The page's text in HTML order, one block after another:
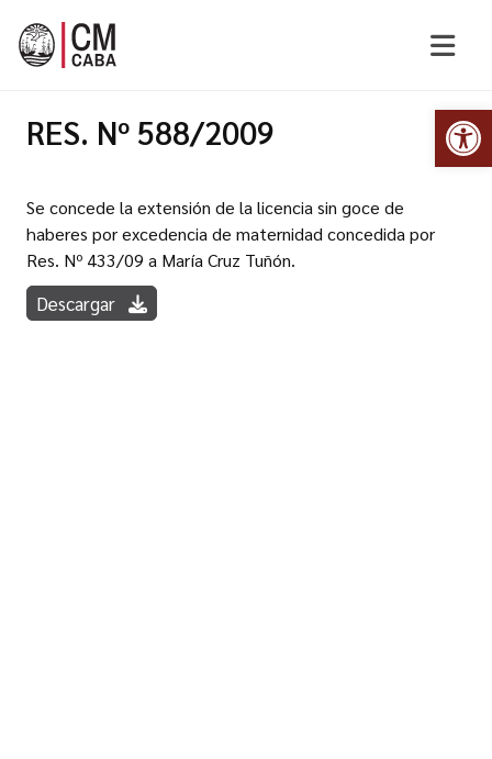
RES. Nº 588/2009
Se concede la extensión de la licencia sin goce de
haberes por excedencia de maternidad concedida por
Res. Nº 433/09 a María Cruz Tuñón.
Descargar